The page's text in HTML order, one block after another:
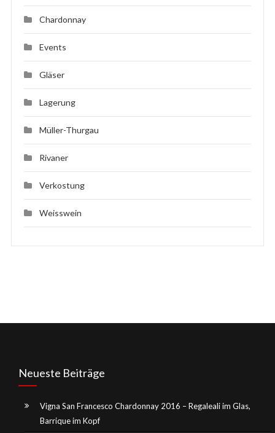
Chardonnay
Events
Gläser
Lagerung
Müller-Thurgau
Rivaner
Verkostung
Weisswein
Neueste Beiträge
Vigna San Francesco Chardonnay 2016 – Regaleali im Glas,
Barrique im Kopf